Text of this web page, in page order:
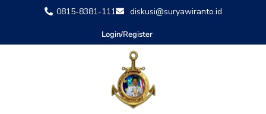
0815-8381-111 diskusi@suryawiranto.id
Login/Register